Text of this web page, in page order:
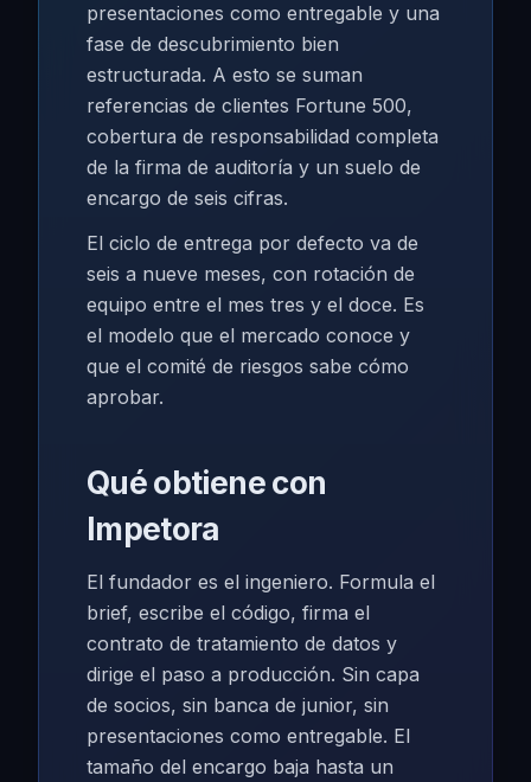
presentaciones como entregable y una
fase de descubrimiento bien
estructurada. A esto se suman
referencias de clientes Fortune 500,
cobertura de responsabilidad completa
de la firma de auditoría y un suelo de
encargo de seis cifras.
El ciclo de entrega por defecto va de
seis a nueve meses, con rotación de
equipo entre el mes tres y el doce. Es
el modelo que el mercado conoce y
que el comité de riesgos sabe cómo
aprobar.
Qué obtiene con
Impetora
El fundador es el ingeniero. Formula el
brief, escribe el código, firma el
contrato de tratamiento de datos y
dirige el paso a producción. Sin capa
de socios, sin banca de junior, sin
presentaciones como entregable. El
tamaño del encargo baja hasta un